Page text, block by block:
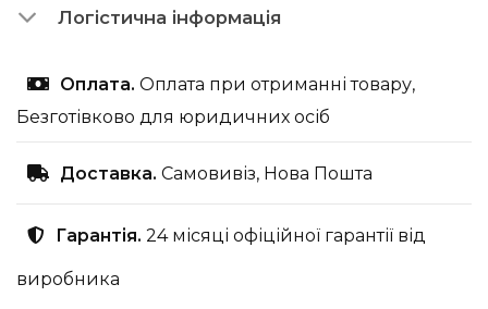
Логістична інформація
Оплата. Оплата при отриманні товару,
Безготівково для юридичних осіб
Доставка. Самовивіз, Нова Пошта
Гарантія. 24 місяці офіційної гарантії від
виробника